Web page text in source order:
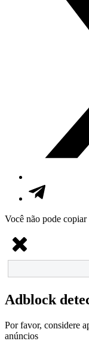
Você não pode
Adblock
Por favor, considere
anúncios